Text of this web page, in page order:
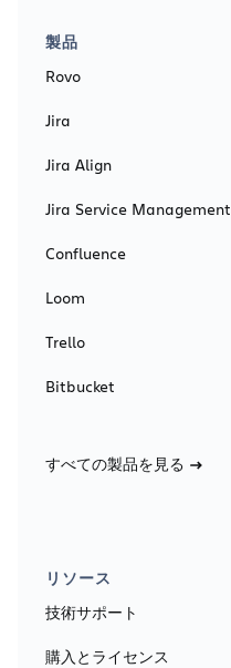
製品
Rovo
Jira
Jira Align
Jira Service Management
Confluence
Loom
Trello
Bitbucket
すべての製品を見る
リソース
技術サポート
購入とライセンス